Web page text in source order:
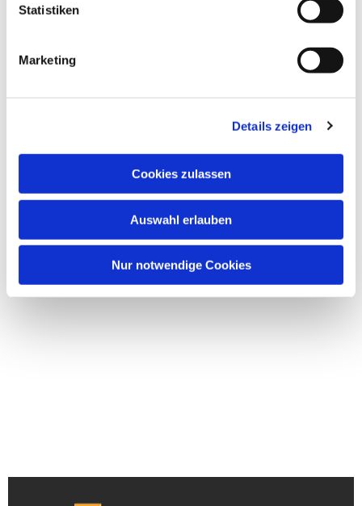
Statistiken
Marketing
Details zeigen
Cookies zulassen
Auswahl erlauben
Nur notwendige Cookies
Dies könnte Sie auch